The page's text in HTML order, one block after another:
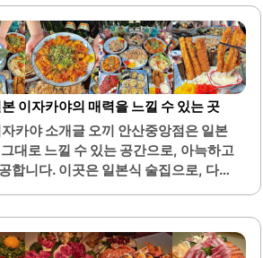
음식을 선택할 수 있습니다.특히, 가성
많은 손님들에게 사랑받고 있습니다.
이 마련되어 있어 차량 이용 시 편리합
친절하게 손님을 맞이하며, 항상 쾌적
다.샵도쿄시장 황성점은 늦은 시간까
편하게 방문할 수 있는 장점이 있습니
술과 함께 즐길 수 있는 다양한 안주가
사람들과의 대화와 시간을 더욱 특별
이자카야의 매력을 느낄 수 있는 곳
카야 소개글 오끼 안산중앙점은 일본
대로 느낄 수 있는 공간으로, 아늑하고
합니다. 이곳은 일본식 술집으로, 다양
, 방문객들에게 특별한 경험을 선사합
친절하게 서비스를 제공하여 고객의 만